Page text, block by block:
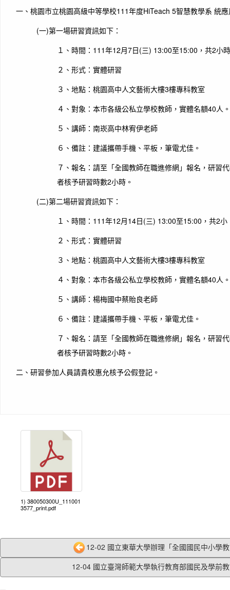
一、桃園市立桃園高級中等學校111年度HiTeach 5智慧教學系 統
(一)第一場研習資訊如下：
１、時間：111年12月7日(三) 13:00至15:00，共2小
２、形式：實體研習
３、地點：桃園高中人文藝術大樓3樓專科教室
４、對象：本市各級公私立學校教師，實體名額40人。
５、講師：南崁高中林宥伊老師
６、備註：建議攜帶手機、平板，筆電尤佳。
７、報名：請至「全國教師在職進修網」報名，研習
者核予研習時數2小時。
(二)第二場研習資訊如下：
１、時間：111年12月14日(三) 13:00至15:00，共2小
２、形式：實體研習
３、地點：桃園高中人文藝術大樓3樓專科教室
４、對象：本市各級公私立學校教師，實體名額40人。
５、講師：楊梅國中蔡貽良老師
６、備註：建議攜帶手機、平板，筆電尤佳。
７、報名：請至「全國教師在職進修網」報名，研習
者核予研習時數2小時。
二、研習參加人員請貴校惠允核予公假登記。
1) 380050300U_111001
3577_print.pdf
12-02 國立東華大學辦理「全國國民中小學
12-04 國立臺灣師範大學執行教育部國民及學前